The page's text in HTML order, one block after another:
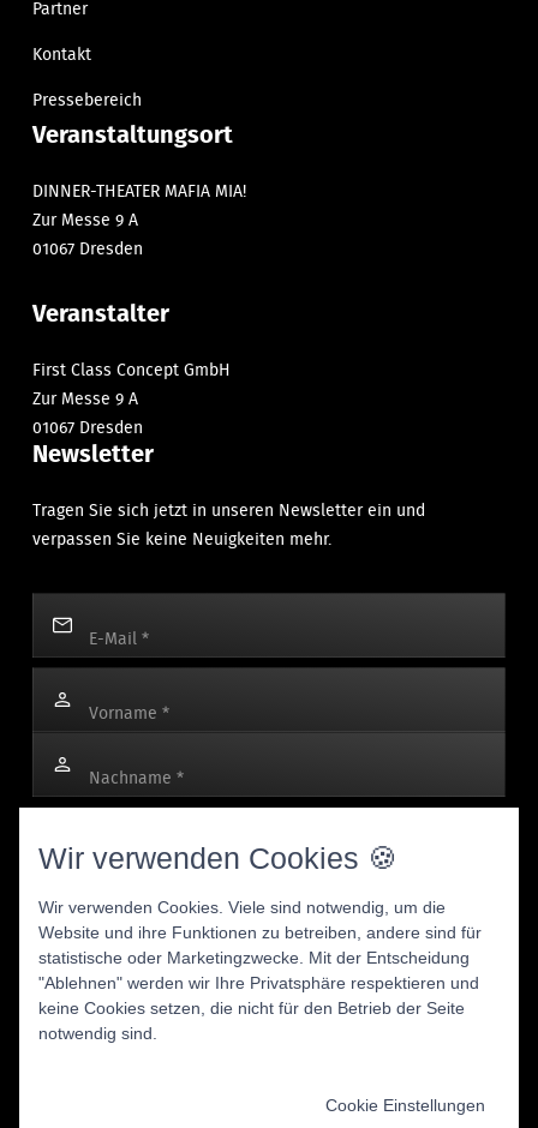
Partner
Kontakt
Pressebereich
Veranstaltungsort
DINNER-THEATER MAFIA MIA!
Zur Messe 9 A
01067 Dresden
Veranstalter
First Class Concept GmbH
Zur Messe 9 A
01067 Dresden
Newsletter
Tragen Sie sich jetzt in unseren Newsletter ein und
verpassen Sie keine Neuigkeiten mehr.
E-Mail *
Vorname *
Nachname *
Mit dem Anmelden des Newsletters stimmen Sie zu, dass Ihre
personenbezogenen Daten für werbliche E-Mails verwendet
ZUM NEWSLETTER ANMELDEN
Wir verwenden Cookies 🍪
Wir verwenden Cookies. Viele sind notwendig, um die
Website und ihre Funktionen zu betreiben, andere sind für
statistische oder Marketingzwecke. Mit der Entscheidung
"Ablehnen" werden wir Ihre Privatsphäre respektieren und
keine Cookies setzen, die nicht für den Betrieb der Seite
notwendig sind.
Cookie Einstellungen